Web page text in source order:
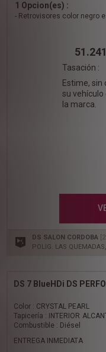
1 Opcion(es) :
- Retrovisores color negro
Tasación :
Estime,
su
la marca.
DS SALON CORDOBA
POLIG. LAS
DS 7 BlueHDi DS
Color : CRYSTAL PEARL
Tapicería : INTERIOR
Combustible : Diésel
ENTREGA INMEDIATA